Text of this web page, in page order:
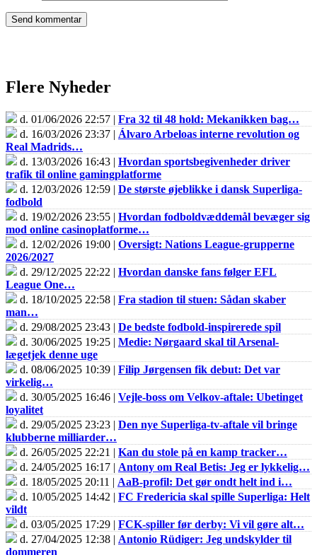
Flere Nyheder
d. 01/06/2026 22:57 | Fra 32 til 48 hold: Mekanikken bag…
d. 16/03/2026 23:37 | Álvaro Arbeloas interne revolution og
Real Madrids…
d. 13/03/2026 16:43 | Hvordan sportsbegivenheder driver
trafik til online gamingplatforme
d. 12/03/2026 12:59 | De største øjeblikke i dansk Superliga-
fodbold
d. 19/02/2026 23:55 | Hvordan fodboldvæddemål bevæger sig
mod online casinoplatforme…
d. 12/02/2026 19:00 | Oversigt: Nations League-grupperne
2026/2027
d. 29/12/2025 22:22 | Hvordan danske fans følger EFL
League One…
d. 18/10/2025 22:58 | Fra stadion til stuen: Sådan skaber
man…
d. 29/08/2025 23:43 | De bedste fodbold-inspirerede spil
d. 30/06/2025 19:25 | Medie: Nørgaard skal til Arsenal-
lægetjek denne uge
d. 08/06/2025 10:39 | Filip Jørgensen fik debut: Det var
virkelig…
d. 30/05/2025 16:46 | Vejle-boss om Velkov-aftale: Ubetinget
loyalitet
d. 29/05/2025 23:23 | Den nye Superliga-tv-aftale vil bringe
klubberne milliarder…
d. 26/05/2025 22:21 | Kan du stole på en kamp tracker…
d. 24/05/2025 16:17 | Antony om Real Betis: Jeg er lykkelig…
d. 18/05/2025 20:11 | AaB-profil: Det gør ondt helt ind i…
d. 10/05/2025 14:42 | FC Fredericia skal spille Superliga: Helt
vildt
d. 03/05/2025 17:29 | FCK-spiller før derby: Vi vil gøre alt…
d. 27/04/2025 12:38 | Antonio Rüdiger: Jeg undskylder til
dommeren